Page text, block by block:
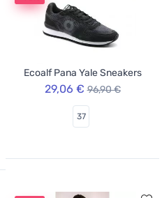
Ecoalf Pana Yale Sneakers
29,06 € 96,90 €
37